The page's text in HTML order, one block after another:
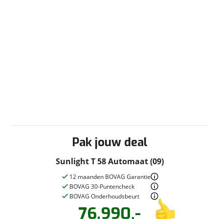
Pak jouw deal
Sunlight T 58 Automaat (09)
12 maanden BOVAG Garantie
BOVAG 30-Puntencheck
BOVAG Onderhoudsbeurt
76.990,-